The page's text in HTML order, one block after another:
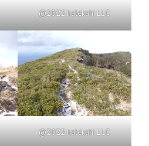
@2022 halekahi LLC
@2022 halekahi LLC